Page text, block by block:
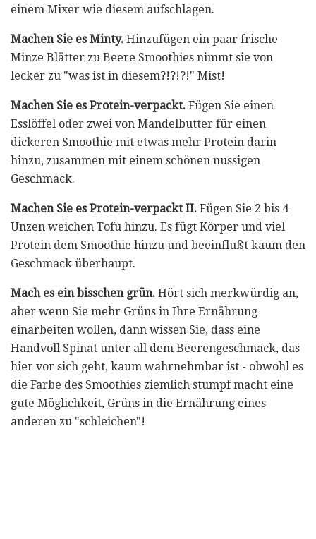
einem Mixer wie diesem aufschlagen.
Machen Sie es Minty. Hinzufügen ein paar frische
Minze Blätter zu Beere Smoothies nimmt sie von
lecker zu "was ist in diesem?!?!?!" Mist!
Machen Sie es Protein-verpackt. Fügen Sie einen
Esslöffel oder zwei von Mandelbutter für einen
dickeren Smoothie mit etwas mehr Protein darin
hinzu, zusammen mit einem schönen nussigen
Geschmack.
Machen Sie es Protein-verpackt II. Fügen Sie 2 bis 4
Unzen weichen Tofu hinzu. Es fügt Körper und viel
Protein dem Smoothie hinzu und beeinflußt kaum den
Geschmack überhaupt.
Mach es ein bisschen grün. Hört sich merkwürdig an,
aber wenn Sie mehr Grüns in Ihre Ernährung
einarbeiten wollen, dann wissen Sie, dass eine
Handvoll Spinat unter all dem Beerengeschmack, das
hier vor sich geht, kaum wahrnehmbar ist - obwohl es
die Farbe des Smoothies ziemlich stumpf macht eine
gute Möglichkeit, Grüns in die Ernährung eines
anderen zu "schleichen"!